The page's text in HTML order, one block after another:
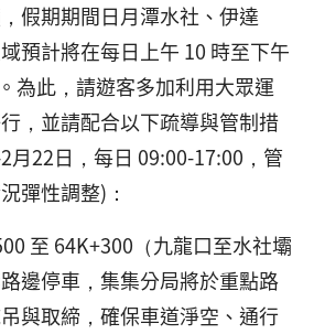
假期期間日月潭水社、伊達
預計將在每日上午 10 時至下午
為此，請遊客多加利用大眾運
，並請配合以下疏導與管制措
月22日，每日 09:00-17:00，管
彈性調整)：
至 64K+300（九龍口至水社壩
邊停車，集集分局將於重點路
與取締，確保車道淨空、通行